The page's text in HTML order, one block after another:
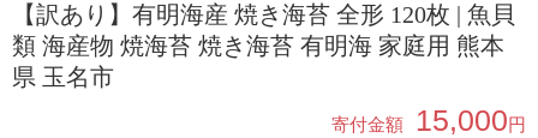
【訳あり】有明海産 焼き海苔 全形 120枚 | 魚貝
類 海産物 焼海苔 焼き海苔 有明海 家庭用 熊本
県 玉名市
寄付金額 15,000円